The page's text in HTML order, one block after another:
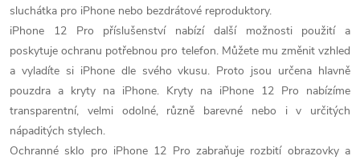
v
k
y
v
ísluchátka pro iPhone nebo bezdrátové reproduktory.
iPhone 12 Pro příslušenství nabízí další možnosti použití a
poskytuje ochranu potřebnou pro telefon. Můžete mu změnit vzhled
a vyladíte si iPhone dle svého vkusu. Proto jsou určena hlavně
pouzdra a kryty na iPhone. Kryty na iPhone 12 Pro nabízíme
transparentní, velmi odolné, různě barevné nebo i v určitých
nápaditých stylech.
Ochranné sklo pro iPhone 12 Pro zabraňuje rozbití obrazovky a